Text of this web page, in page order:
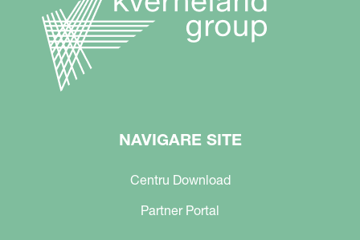
NAVIGARE SITE
Centru Download
Partner Portal